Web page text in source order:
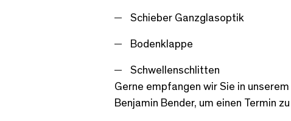
Schieber Ganzglasoptik
Bodenklappe
Schwellenschlitten
Gerne empfangen wir Sie in
Benjamin Bender, um einen Termin